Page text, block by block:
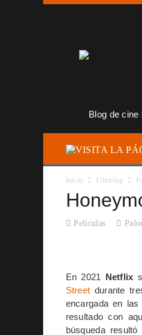
Inicio Filmblog
Películas
En 2021 Netflix
Street durante
encargada en
resultado con
búsqueda